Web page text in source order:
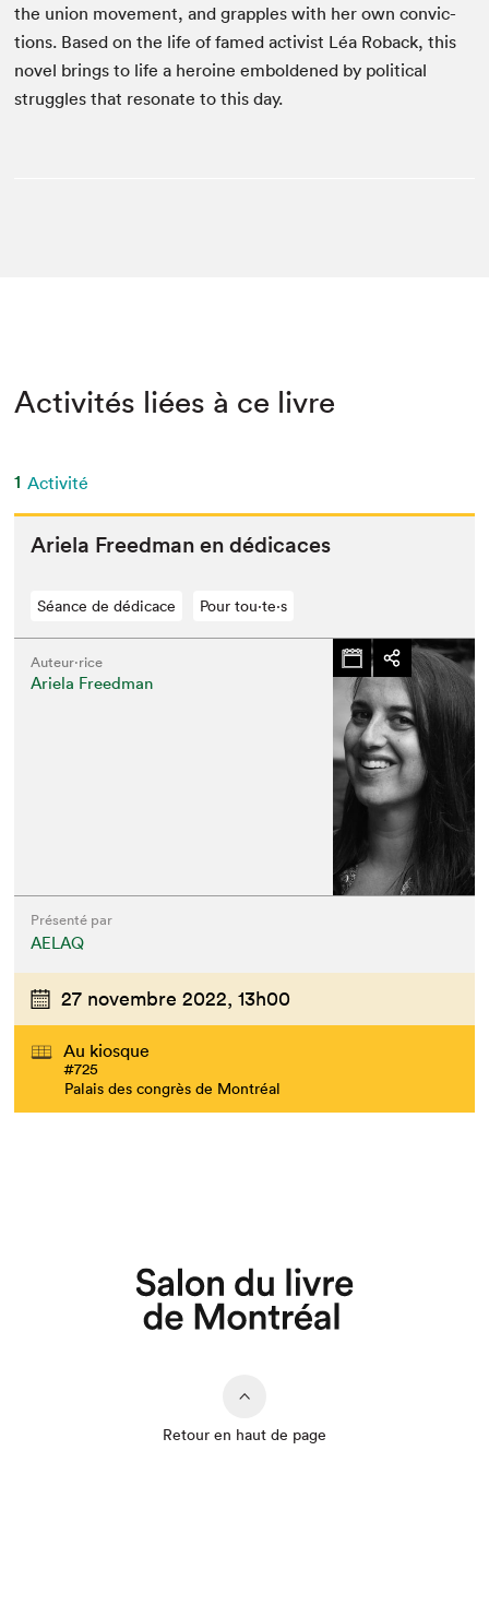
the union move­ment, and grap­ples with her own con­vic­
tions. Based on the life of famed activist Léa Roback, this
nov­el brings to life a hero­ine embold­ened by polit­i­cal
strug­gles that res­onate to this day.
Activités liées à ce livre
1 Activité
Ariela Freed­man en dédicaces
Séance de dédicace Pour tou⋅te⋅s
Auteur·rice
Ariela Freedman
Présenté par
AELAQ
27 novembre 2022, 13h00
Au kiosque
#725
Palais des congrès de Montréal
Retour en haut de page